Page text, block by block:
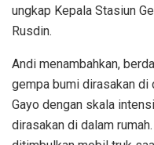
ungkap Kepala Stasiun
Rusdin.
Andi menambahkan,
gempa bumi dirasakan di
Gayo dengan skala
dirasakan di dalam